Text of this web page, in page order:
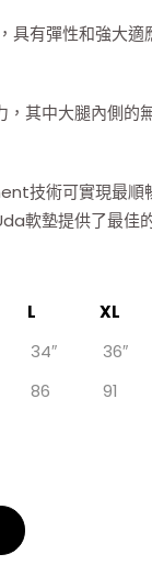
有彈性和強大適
其中大腿內側的
技術可實現最順
軟墊提供了最佳
L XL
34″ 36″
86 91